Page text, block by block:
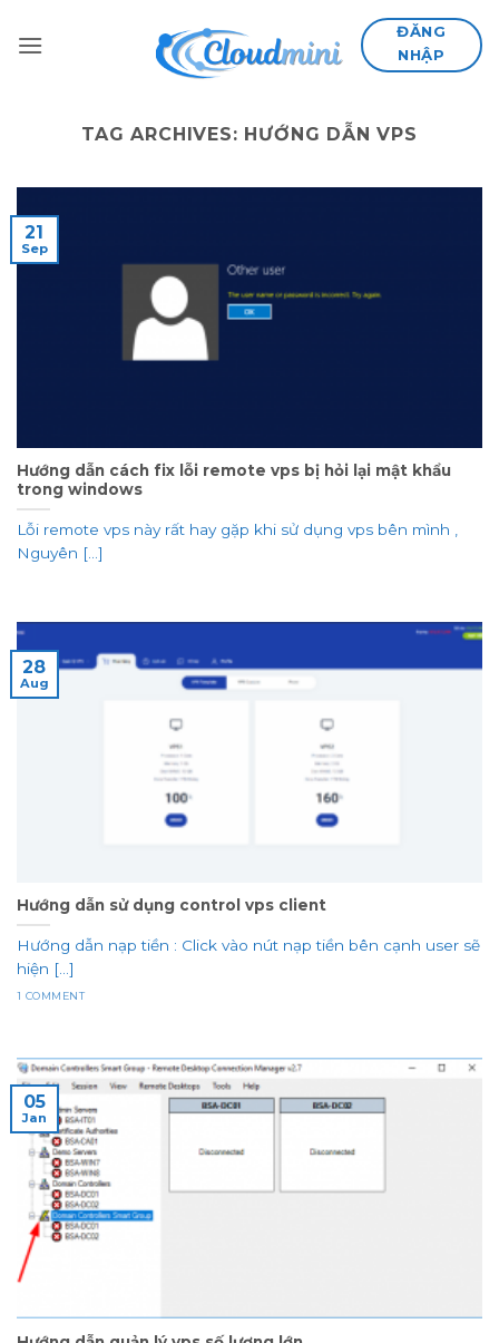
ĐĂNG
NHẬP
TAG ARCHIVES: HƯỚNG DẪN VPS
Hướng dẫn cách fix lỗi remote vps bị hỏi lại mật khẩu
trong windows
Lỗi remote vps này rất hay gặp khi sử dụng vps bên mình ,
Nguyên [...]
21
Sep
Hướng dẫn sử dụng control vps client
Hướng dẫn nạp tiền : Click vào nút nạp tiền bên cạnh user sẽ
hiện [...]
1 COMMENT
28
Aug
05
Jan